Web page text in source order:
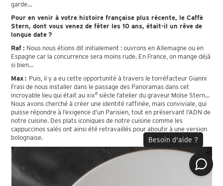
garde…
Pour en venir à votre histoire française plus récente, le Caffè
Stern, dont vous venez de fêter les 10 ans, était-il un rêve de
longue date ?
Raf : Nous nous étions dit initialement : ouvrons en Allemagne ou en
Espagne car la concurrence sera moins rude. En France, on mange déjà
si bien…
Max : Puis, il y a eu cette opportunité à travers le torréfacteur Gianni
Frasi de nous installer dans le passage des Panoramas dans cet
incroyable lieu qui était au xixe siècle l’atelier du graveur Moïse Stern…
Nous avons cherché à créer une identité raffinée, mais conviviale, qui
puisse répondre à l’exigence d’un Parisien, tout en préservant l’ADN de
notre cuisine. Des plats iconiques de notre cuisine comme les
cappuccinos salés ont ainsi été retravaillés pour aboutir à une version
bolognaise.